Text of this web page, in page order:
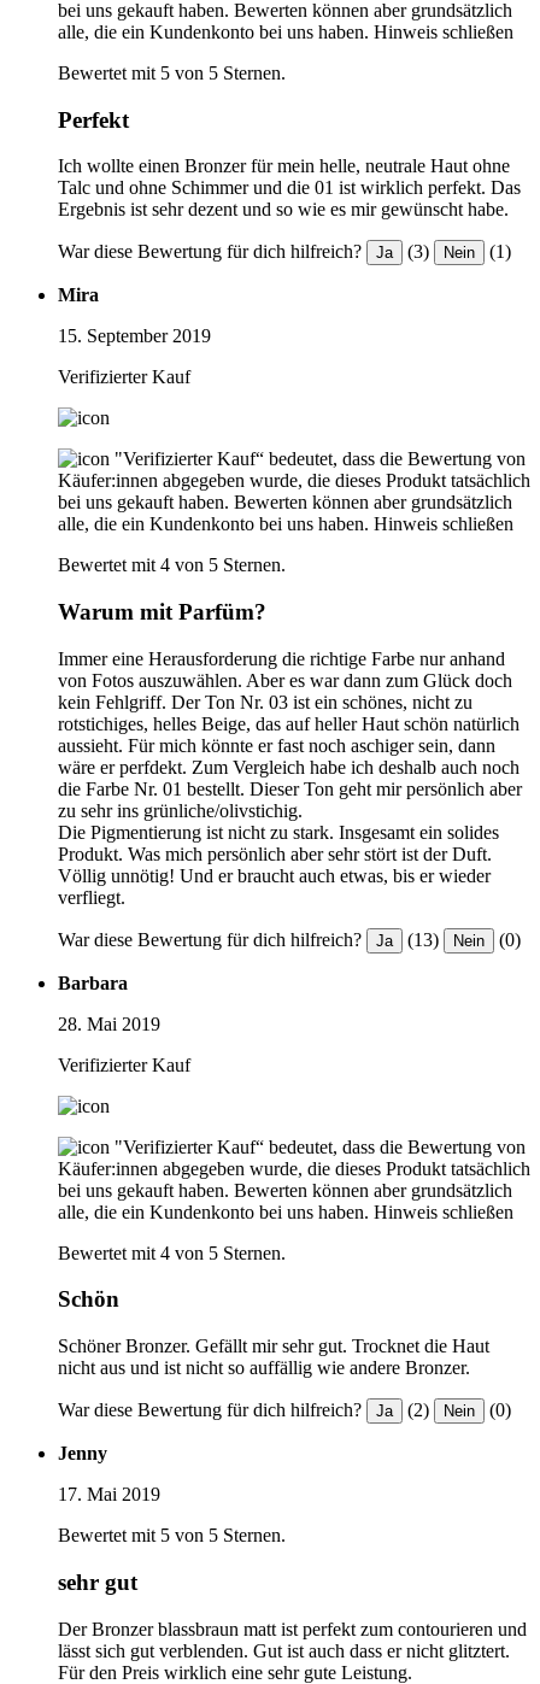
bei uns gekauft haben. Bewerten können aber grundsätzlich
alle, die ein Kundenkonto bei uns haben. Hinweis schließen
Bewertet mit 5 von 5 Sternen.
Perfekt
Ich wollte einen Bronzer für mein helle, neutrale Haut ohne
Talc und ohne Schimmer und die 01 ist wirklich perfekt. Das
Ergebnis ist sehr dezent und so wie es mir gewünscht habe.
War diese Bewertung für dich hilfreich? Ja (3) Nein (1)
Mira
15. September 2019
Verifizierter Kauf
"Verifizierter Kauf“ bedeutet, dass die Bewertung von
Käufer:innen abgegeben wurde, die dieses Produkt tatsächlich
bei uns gekauft haben. Bewerten können aber grundsätzlich
alle, die ein Kundenkonto bei uns haben. Hinweis schließen
Bewertet mit 4 von 5 Sternen.
Warum mit Parfüm?
Immer eine Herausforderung die richtige Farbe nur anhand
von Fotos auszuwählen. Aber es war dann zum Glück doch
kein Fehlgriff. Der Ton Nr. 03 ist ein schönes, nicht zu
rotstichiges, helles Beige, das auf heller Haut schön natürlich
aussieht. Für mich könnte er fast noch aschiger sein, dann
wäre er perfdekt. Zum Vergleich habe ich deshalb auch noch
die Farbe Nr. 01 bestellt. Dieser Ton geht mir persönlich aber
zu sehr ins grünliche/olivstichig.
Die Pigmentierung ist nicht zu stark. Insgesamt ein solides
Produkt. Was mich persönlich aber sehr stört ist der Duft.
Völlig unnötig! Und er braucht auch etwas, bis er wieder
verfliegt.
War diese Bewertung für dich hilfreich? Ja (13) Nein (0)
Barbara
28. Mai 2019
Verifizierter Kauf
"Verifizierter Kauf“ bedeutet, dass die Bewertung von
Käufer:innen abgegeben wurde, die dieses Produkt tatsächlich
bei uns gekauft haben. Bewerten können aber grundsätzlich
alle, die ein Kundenkonto bei uns haben. Hinweis schließen
Bewertet mit 4 von 5 Sternen.
Schön
Schöner Bronzer. Gefällt mir sehr gut. Trocknet die Haut
nicht aus und ist nicht so auffällig wie andere Bronzer.
War diese Bewertung für dich hilfreich? Ja (2) Nein (0)
Jenny
17. Mai 2019
Bewertet mit 5 von 5 Sternen.
sehr gut
Der Bronzer blassbraun matt ist perfekt zum contourieren und
lässt sich gut verblenden. Gut ist auch dass er nicht glitztert.
Für den Preis wirklich eine sehr gute Leistung.